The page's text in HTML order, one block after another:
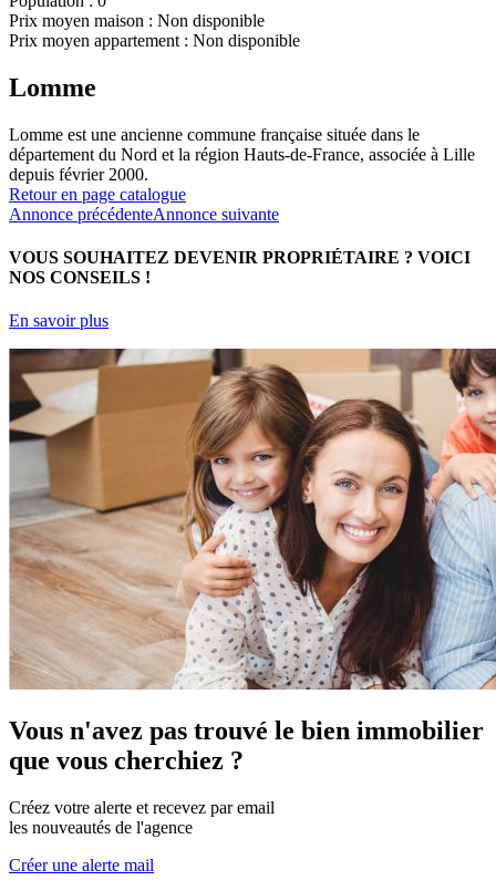
Prix moyen maison : Non disponible
Prix moyen appartement : Non disponible
Lomme
Lomme est une ancienne commune française située dans le
département du Nord et la région Hauts-de-France, associée à Lille
depuis février 2000.
Retour en page catalogue
Annonce précédenteAnnonce suivante
VOUS SOUHAITEZ DEVENIR PROPRIÉTAIRE ? VOICI
NOS CONSEILS !
En savoir plus
Vous n'avez pas trouvé le bien immobilier
que vous cherchiez ?
Créez votre alerte et recevez par email
les nouveautés de l'agence
Créer une alerte mail